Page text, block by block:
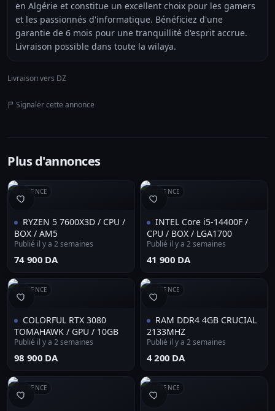
en Algérie et constitue un excellent choix pour les gamers
et les passionnés d'informatique. Bénéficiez d'une
garantie de 6 mois pour une tranquillité d'esprit accrue.
Livraison possible dans toute la wilaya.
Livraison vers DZ
Signaler cette annonce
Plus d'annonces
RÉFÉRENCE
RYZEN 5 7600X3D / CPU /
BOX / AM5
Publié il y a 2 semaines
⁦74 900 DA⁩
RÉFÉRENCE
INTEL Core i5-14400F /
CPU / BOX / LGA1700
Publié il y a 2 semaines
⁦41 900 DA⁩
RÉFÉRENCE
COLORFUL RTX 3080
TOMAHAWK / GPU / 10GB
Publié il y a 2 semaines
⁦98 900 DA⁩
RÉFÉRENCE
RAM DDR4 4GB CRUCIAL
2133MHZ
Publié il y a 2 semaines
⁦4 200 DA⁩
RÉFÉRENCE RÉFÉRENCE